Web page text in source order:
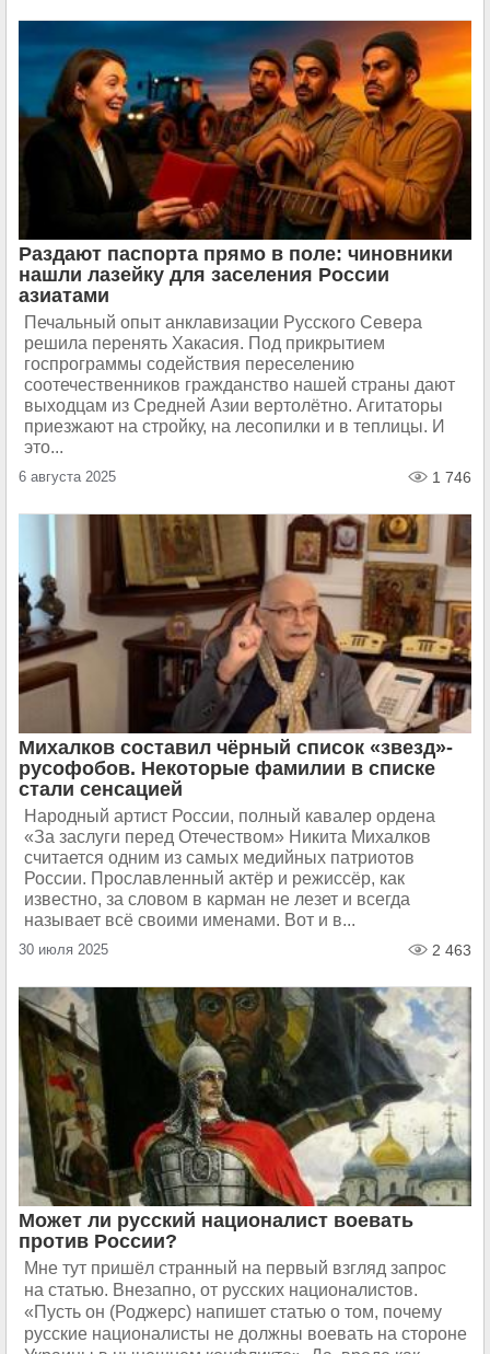
Раздают паспорта прямо в поле: чиновники
нашли лазейку для заселения России
азиатами
Печальный опыт анклавизации Русского Севера
решила перенять Хакасия. Под прикрытием
госпрограммы содействия переселению
соотечественников гражданство нашей страны дают
выходцам из Средней Азии вертолётно. Агитаторы
приезжают на стройку, на лесопилки и в теплицы. И
это...
6 августа 2025 1 746
Михалков составил чёрный список «звезд»-
русофобов. Некоторые фамилии в списке
стали сенсацией
Народный артист России, полный кавалер ордена
«За заслуги перед Отечеством» Никита Михалков
считается одним из самых медийных патриотов
России. Прославленный актёр и режиссёр, как
известно, за словом в карман не лезет и всегда
называет всё своими именами. Вот и в...
30 июля 2025 2 463
Может ли русский националист воевать
против России?
Мне тут пришёл странный на первый взгляд запрос
на статью. Внезапно, от русских националистов.
«Пусть он (Роджерс) напишет статью о том, почему
русские националисты не должны воевать на стороне